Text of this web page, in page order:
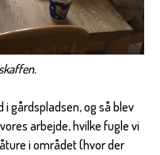
i gårdspladsen, og så blev
arbejde, hvilke fugle vi
i området (hvor der